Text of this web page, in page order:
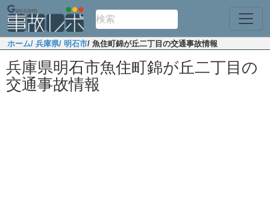
ホーム/ 兵庫県/ 明石市/ 魚住町錦が丘二丁目の交通事故情報
兵庫県明石市魚住町錦が丘二丁目の
交通事故情報